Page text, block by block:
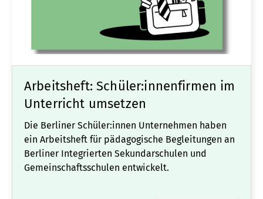
Arbeitsheft: Schüler:innenfirmen im
Unterricht umsetzen
Die Berliner Schüler:innen Unternehmen haben
ein Arbeitsheft für pädagogische Begleitungen an
Berliner Integrierten Sekundarschulen und
Gemeinschaftsschulen entwickelt.